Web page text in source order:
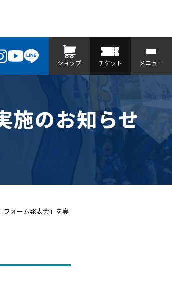
ショップ チケット メニュー
施のお知らせ
フォーム発表会」を実